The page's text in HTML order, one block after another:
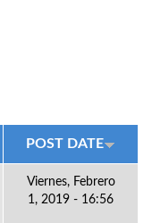
POST DATE
Viernes, Febrero
1, 2019 - 16:56